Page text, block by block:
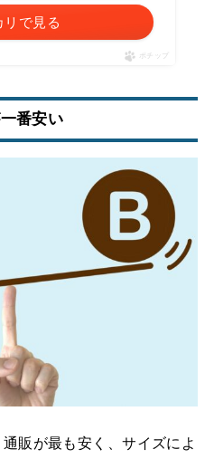
リで見る
ポチップ
番安い
販が最も安く、サイズによ